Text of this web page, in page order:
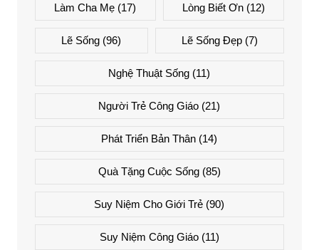
Làm Cha Mẹ (17) Lòng Biết Ơn(12)
Lẽ Sống (96) Lẽ Sống Đẹp(7)
Nghệ Thuật Sống (11)
Người Trẻ Công Giáo (21)
Phát Triển Bản Thân (14)
Quà Tặng Cuộc Sống(85)
Suy Niệm Cho Giới Trẻ (90)
Suy Niệm Công Giáo(11)